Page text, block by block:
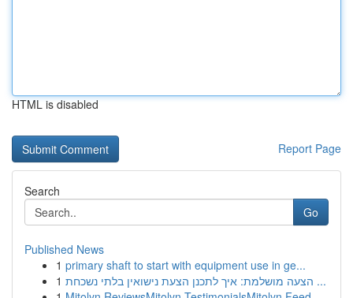
HTML is disabled
Report Page
Search
Go
Published News
1 primary shaft to start with equipment use in ge...
1
הצעה מושלמת: איך לתכנן הצעת נישואין בלתי נשכחת ...